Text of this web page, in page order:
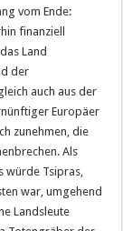
vom Ende:
finanziell
Land
der
auch aus der
Europäer
zunehmen, die
Als
würde Tsipras,
war, umgehend
Landsleute